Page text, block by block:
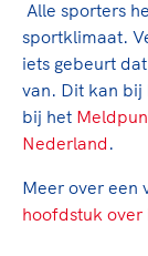
Alle sporters
sportklimaat.
iets gebeurt
van. Dit kan bij
bij het
Nederland .
Meer over een
hoofdstuk